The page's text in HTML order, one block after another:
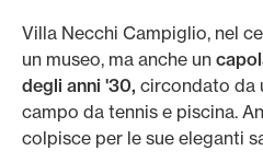
Villa Necchi Campiglio, nel
un museo, ma anche un
degli anni '30, circondato da
campo da tennis e piscina.
colpisce per le sue eleganti